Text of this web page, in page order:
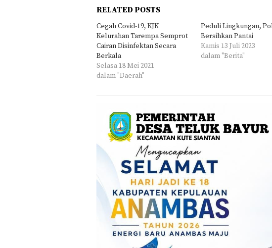
RELATED POSTS
Cegah Covid-19, KJK
Kelurahan Tarempa Semprot
Cairan Disinfektan Secara
Berkala
Selasa 18 Mei 2021
dalam "Daerah"
Peduli Lingkungan,
Bersihkan Pantai
Kamis 13 Juli 2023
dalam "Berita"